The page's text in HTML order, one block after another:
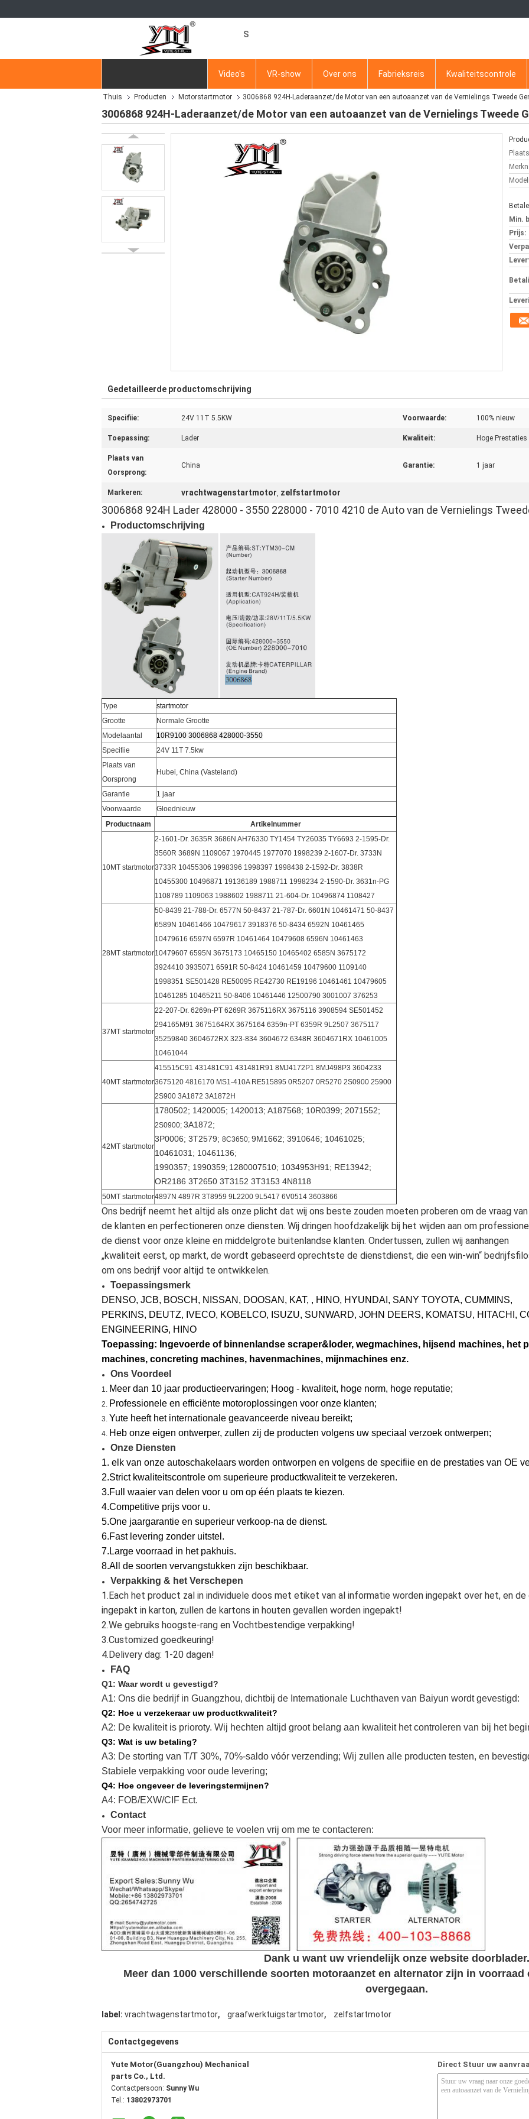
S
Video's VR-show Over ons Fabrieksreis Kwaliteitscontrole
Thuis Producten Motorstartmotor 3006868 924H-Laderaanzet/de Motor van een autoaanzet van de Vernielings Tweede
3006868 924H-Laderaanzet/de Motor van een autoaanzet van de Vernielings Tweede
Min.
Prijs:
Gedetailleerde productomschrijving
Specifiie: 24V 11T 5.5KW Voorwaarde: 100% nieuw
Toepassing: Lader Kwaliteit: Hoge Prestaties
Plaats van
Oorsprong:
China Garantie: 1 jaar
Markeren: vrachtwagenstartmotor, zelfstartmotor
3006868 924H Lader 428000 - 3550 228000 - 7010 4210 de Auto van de Vernielings
Productomschrijving
Type
startmotor
Grootte
Normale Grootte
Modelaantal
10R9100 3006868 428000-3550
Specifiie
24V 11T 7.5kw
Plaats van
Oorsprong
Hubei, China (Vasteland)
Garantie
1 jaar
Voorwaarde
Gloednieuw
Productnaam
Artikelnummer
10MT startmotor
2-1601-Dr. 3635R 3686N AH76330 TY1454 TY26035 TY6693 2-1595-Dr.
3560R 3689N 1109067 1970445 1977070 1998239 2-1607-Dr. 3733N
3733R 10455306 1998396 1998397 1998438 2-1592-Dr. 3838R
10455300 10496871 19136189 1988711 1998234 2-1590-Dr. 3631n-PG
1108789 1109063 1988602 1988711 21-604-Dr. 10496874 1108427
28MT startmotor
50-8439 21-788-Dr. 6577N 50-8437 21-787-Dr. 6601N 10461471 50-8437
6589N 10461466 10479617 3918376 50-8434 6592N 10461465
10479616 6597N 6597R 10461464 10479608 6596N 10461463
10479607 6595N 3675173 10465150 10465402 6585N 3675172
3924410 3935071 6591R 50-8424 10461459 10479600 1109140
1998351 SE501428 RE50095 RE42730 RE19196 10461461 10479605
10461285 10465211 50-8406 10461446 12500790 3001007 376253
37MT startmotor
22-207-Dr. 6269n-PT 6269R 3675116RX 3675116 3908594 SE501452
294165M91 3675164RX 3675164 6359n-PT 6359R 9L2507 3675117
35259840 3604672RX 323-834 3604672 6348R 3604671RX 10461005
10461044
40MT startmotor
415515C91 431481C91 431481R91 8MJ4172P1 8MJ498P3 3604233
3675120 4816170 MS1-410A RE515895 0R5207 0R5270 2S0900 25900
2S900 3A1872 3A1872H
42MT startmotor
1780502; 1420005; 1420013; A187568; 10R0399; 2071552;
2S0900; 3A1872;
3P0006; 3T2579; 8C3650; 9M1662; 3910646; 10461025;
10461031; 10461136;
1990357; 1990359; 1280007510; 1034953H91; RE13942;
OR2186 3T2650 3T3152 3T3153 4N8118
50MT startmotor4897N 4897R 3T8959 9L2200 9L5417 6V0514 3603866
Ons bedrijf neemt het altijd als onze plicht dat wij ons beste zouden moeten proberen om de vraag
de klanten en perfectioneren onze diensten. Wij dringen hoofdzakelijk bij het wijden aan om
de dienst voor onze kleine en middelgrote buitenlandse klanten. Ondertussen, zullen wij aanhangen
„kwaliteit eerst, op markt, de wordt gebaseerd oprechtste de dienstdienst, die een win-win“
om ons bedrijf voor altijd te ontwikkelen.
Toepassingsmerk
DENSO, JCB, BOSCH, NISSAN, DOOSAN, KAT, , HINO, HYUNDAI, SANY TOYOTA, CUMMINS,
PERKINS, DEUTZ, IVECO, KOBELCO, ISUZU, SUNWARD, JOHN DEERS, KOMATSU, HITACHI,
ENGINEERING, HINO
Toepassing: Ingevoerde of binnenlandse scraper&loder, wegmachines, hijsend machines, het
machines, concreting machines, havenmachines, mijnmachines enz.
Ons Voordeel
1. Meer dan 10 jaar productieervaringen; Hoog - kwaliteit, hoge norm, hoge reputatie;
2. Professionele en efficiënte motoroplossingen voor onze klanten;
3. Yute heeft het internationale geavanceerde niveau bereikt;
4. Heb onze eigen ontwerper, zullen zij de producten volgens uw speciaal verzoek ontwerpen;
Onze Diensten
1. elk van onze autoschakelaars worden ontworpen en volgens de specifiie en de prestaties van OE
2.Strict kwaliteitscontrole om superieure productkwaliteit te verzekeren.
3.Full waaier van delen voor u om op één plaats te kiezen.
4.Competitive prijs voor u.
5.One jaargarantie en superieur verkoop-na de dienst.
6.Fast levering zonder uitstel.
7.Large voorraad in het pakhuis.
8.All de soorten vervangstukken zijn beschikbaar.
Verpakking & het Verschepen
1.Each het product zal in individuele doos met etiket van al informatie worden ingepakt over het, en de
ingepakt in karton, zullen de kartons in houten gevallen worden ingepakt!
2.We gebruiks hoogste-rang en Vochtbestendige verpakking!
3.Customized goedkeuring!
4.Delivery dag: 1-20 dagen!
FAQ
Q1: Waar wordt u gevestigd?
A1: Ons die bedrijf in Guangzhou, dichtbij de Internationale Luchthaven van Baiyun wordt gevestigd:
Q2: Hoe u verzekeraar uw productkwaliteit?
A2: De kwaliteit is prioroty. Wij hechten altijd groot belang aan kwaliteit het controleren van bij het
Q3: Wat is uw betaling?
A3: De storting van T/T 30%, 70%-saldo vóór verzending; Wij zullen alle producten testen, en
Stabiele verpakking voor oude levering;
Q4: Hoe ongeveer de leveringstermijnen?
A4: FOB/EXW/CIF Ect.
Contact
Voor meer informatie, gelieve te voelen vrij om me te contacteren:
Dank u want uw vriendelijk onze website doorblader.
Meer dan 1000 verschillende soorten motoraanzet en alternator zijn in voorraad
overgegaan.
label: vrachtwagenstartmotor, graafwerktuigstartmotor, zelfstartmotor
Contactgegevens
Yute Motor(Guangzhou) Mechanical
parts Co., Ltd.
Contactpersoon: Sunny Wu
Tel.: 13802973701
Direct Stuur uw